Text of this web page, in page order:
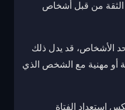
من قبل أشخاص
الأشخاص، قد يدل ذلك
أو مهنية مع الشخص الذي
استعداد الفتاة